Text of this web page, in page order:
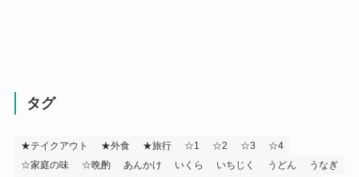
タグ
★テイクアウト ★外食 ★旅行 ☆1 ☆2 ☆3
☆4
☆家庭の味
☆晩酌 あんかけ いくら いちじく うどん
うなぎ